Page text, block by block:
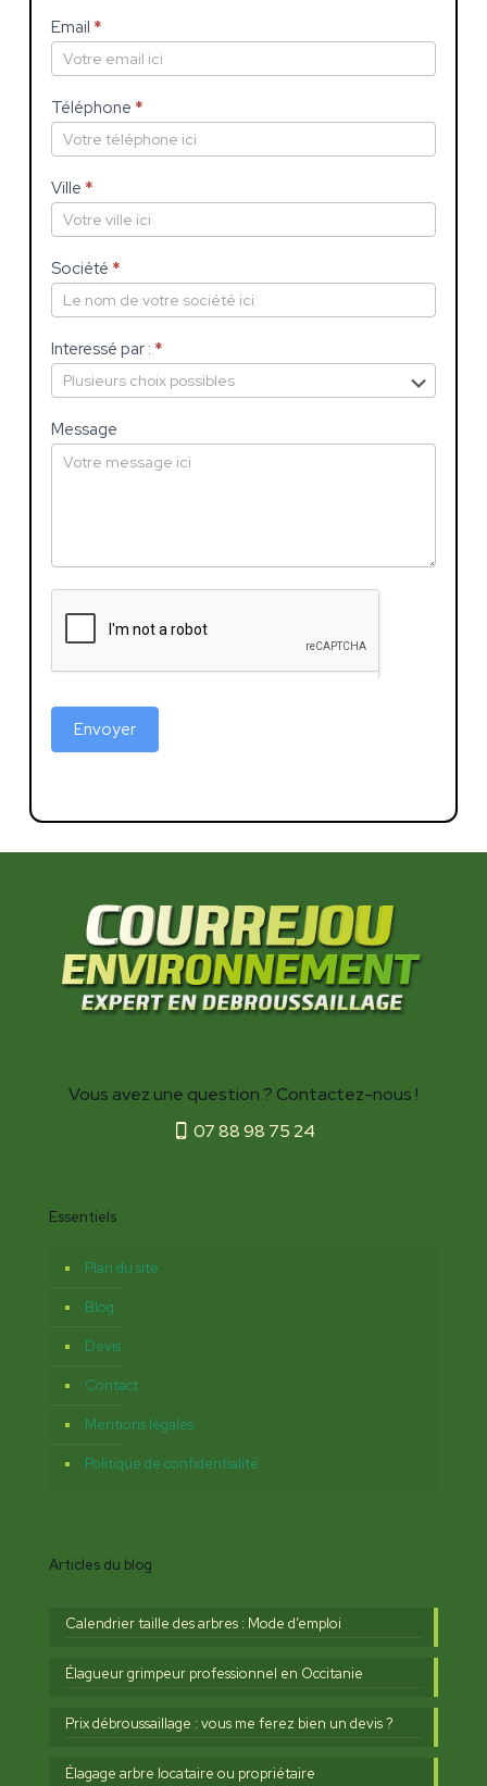
Email *
Téléphone *
Ville *
Société *
Interessé par : *
Message
Envoyer
Vous avez une question ? Contactez-nous !
07 88 98 75 24
Essentiels
Plan du site
Blog
Devis
Contact
Mentions légales
Politique de confidentialité
Articles du blog
Calendrier taille des arbres : Mode d’emploi
Élagueur grimpeur professionnel en Occitanie
Prix débroussaillage : vous me ferez bien un devis ?
Élagage arbre locataire ou propriétaire